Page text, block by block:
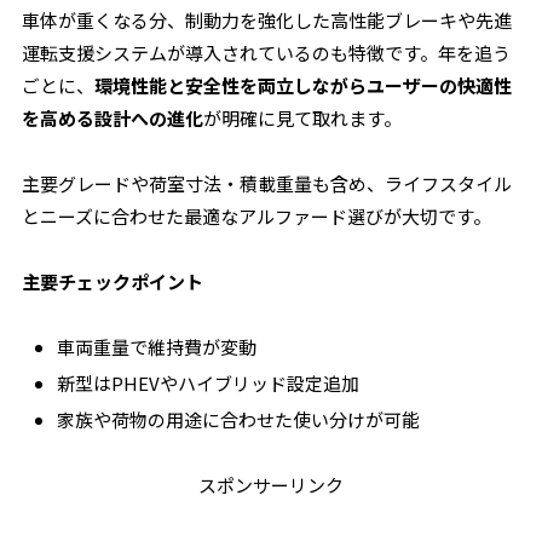
車体が重くなる分、制動力を強化した高性能ブレーキや先進
運転支援システムが導入されているのも特徴です。年を追う
ごとに、環境性能と安全性を両立しながらユーザーの快適性
を高める設計への進化が明確に見て取れます。
主要グレードや荷室寸法・積載重量も含め、ライフスタイル
とニーズに合わせた最適なアルファード選びが大切です。
主要チェックポイント
車両重量で維持費が変動
新型はPHEVやハイブリッド設定追加
家族や荷物の用途に合わせた使い分けが可能
スポンサーリンク